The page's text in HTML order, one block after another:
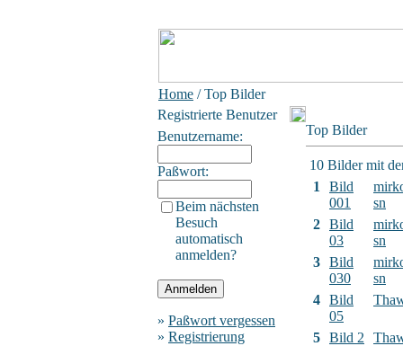
Home / Top Bilder
Registrierte Benutzer
Benutzername:
Paßwort:
Beim nächsten
Besuch
automatisch
anmelden?
» Paßwort vergessen
» Registrierung
Top Bilder
10 Bilder mit
1
Bild
001
sn
2 Bild
03
sn
3 Bild
030
sn
4 Bild
05
5 Bild 2